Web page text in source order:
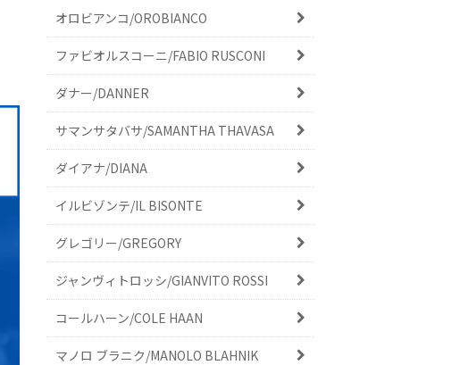
オロビアンコ/OROBIANCO
ファビオルスコーニ/FABIO RUSCONI
ダナー/DANNER
サマンサタバサ/SAMANTHA THAVASA
ダイアナ/DIANA
イルビゾンテ/IL BISONTE
グレゴリー/GREGORY
ジャンヴィトロッシ/GIANVITO ROSSI
コールハーン/COLE HAAN
マノロ ブラニク/MANOLO BLAHNIK